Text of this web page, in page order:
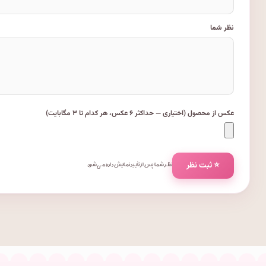
نظر شما
عکس از محصول (اختیاری — حداکثر ۶ عکس، هر کدام تا ۳ مگابایت)
⭐ ثبت نظر نظر شما پس از تأیید نمایش داده می‌شود.